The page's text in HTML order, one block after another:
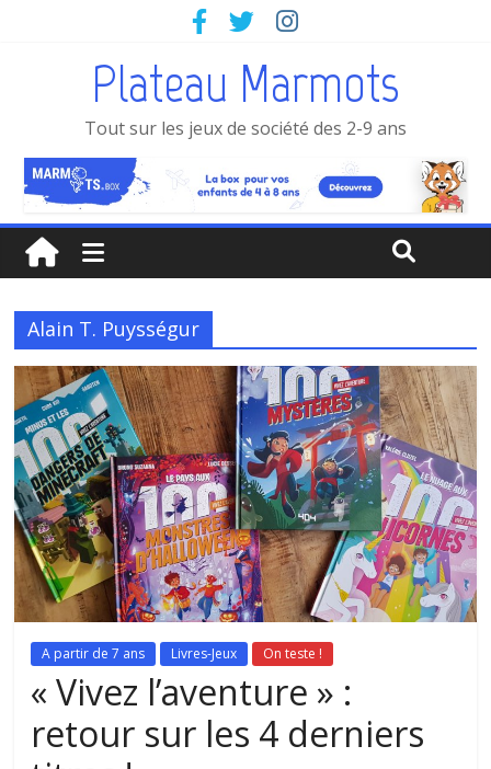
Plateau Marmots
Tout sur les jeux de société des 2-9 ans
Alain T. Puysségur
A partir de 7 ans Livres-Jeux On teste !
« Vivez l’aventure » :
retour sur les 4 derniers